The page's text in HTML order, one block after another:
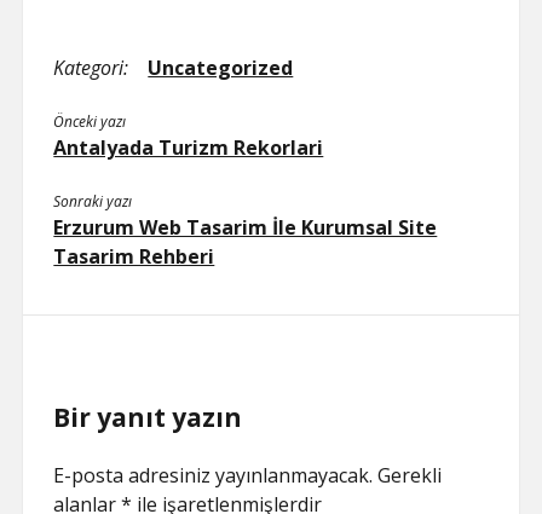
Kategori: Uncategorized
Önceki yazı
Antalyada Turizm Rekorlari
Sonraki yazı
Erzurum Web Tasarim İle Kurumsal Site
Tasarim Rehberi
Bir yanıt yazın
E-posta adresiniz yayınlanmayacak. Gerekli
alanlar* ile işaretlenmişlerdir